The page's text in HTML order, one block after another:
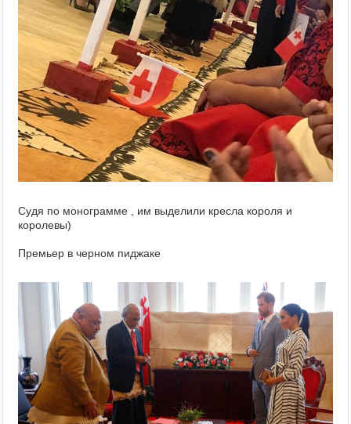
Судя по монограмме , им выделили кресла короля и
королевы)
Премьер в черном пиджаке